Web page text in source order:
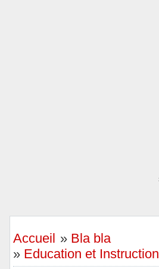
Accueil » Bla bla
» Education et Instruction